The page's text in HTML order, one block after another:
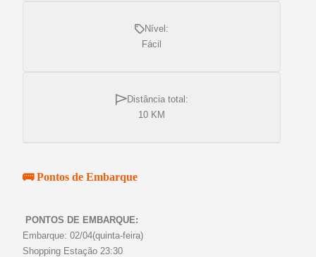
Nível:
Fácil
Distância total:
10 KM
🚌 Pontos de Embarque
PONTOS DE EMBARQUE:
Embarque: 02/04(quinta-feira)
Shopping Estação 23:30